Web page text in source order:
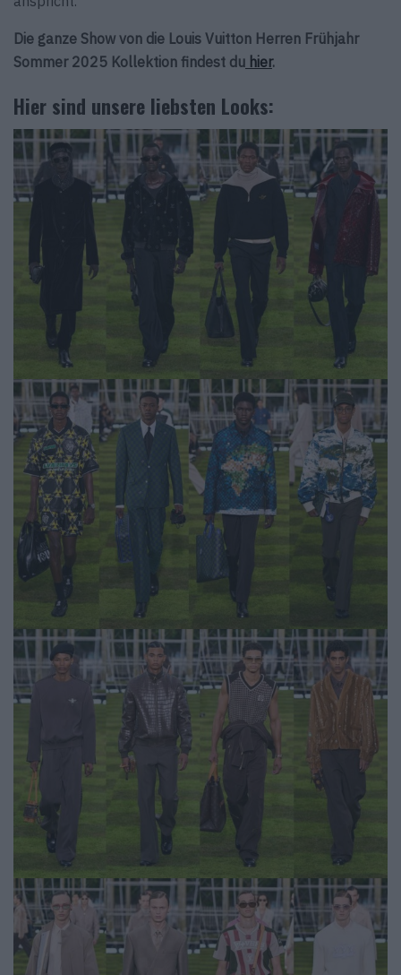
Die ganze Show von die Louis Vuitton Herren Frühjahr
Sommer 2025 Kollektion findest du hier.
Hier sind unsere liebsten Looks: